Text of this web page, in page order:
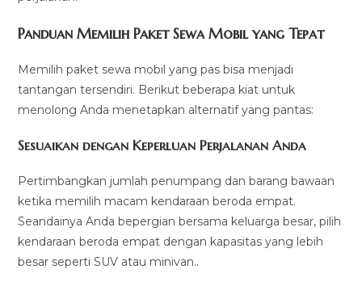
Panduan Memilih Paket Sewa Mobil yang Tepat
Memilih paket sewa mobil yang pas bisa menjadi
tantangan tersendiri. Berikut beberapa kiat untuk
menolong Anda menetapkan alternatif yang pantas:
Sesuaikan dengan Keperluan Perjalanan Anda
Pertimbangkan jumlah penumpang dan barang bawaan
ketika memilih macam kendaraan beroda empat.
Seandainya Anda bepergian bersama keluarga besar, pilih
kendaraan beroda empat dengan kapasitas yang lebih
besar seperti SUV atau minivan..